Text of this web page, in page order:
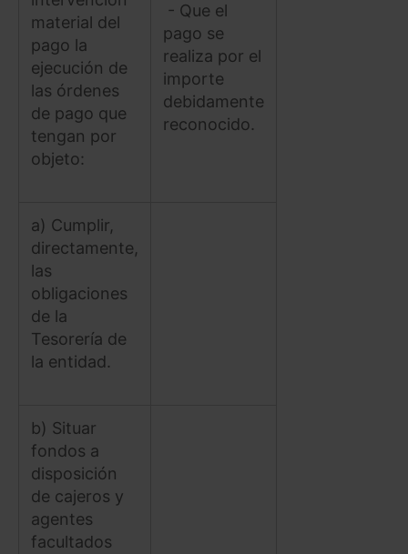
Saber más acerca de las cookies
material del
pago la
ejecución de
las órdenes
de pago que
tengan por
objeto:
- Que el
pago se
realiza por el
importe
debidamente
reconocido.
a) Cumplir,
directamente,
las
obligaciones
de la
Tesorería de
la entidad.
b) Situar
fondos a
disposición
de cajeros y
agentes
facultados